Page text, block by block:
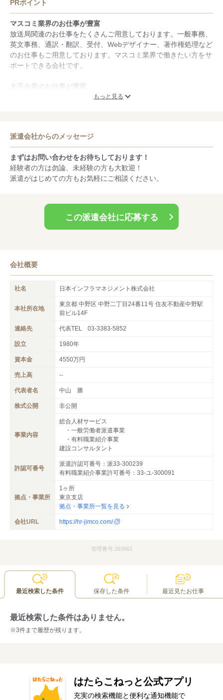
PRポイント
マスコミ業界のお仕事が豊富
放送局関連のお仕事をたくさんご用意しております。一般事務、
英文事務、通訳・翻訳、受付、Webデザイナー、著作権処理など
のお仕事もご用意しております。マスコミ業界で働きたい方をサ
ポートできる会社です。
大手企業のお仕事が豊富
スタッフの皆様には、安定してお仕事をしていただきたいと思っ
スタッフフォローに自信あり
「人を大切にする」が、当社のモットーです。スタッフの皆さん
には、と黒く面談と性格診断を行って、１番マッチしている職場
をご紹介できるようにしています。また、終業後も不安や困った
事があれば相談できるよう、こまめに連絡させて頂いています。
もっと見る
派遣会社からのメッセージ
まずはお問い合わせをお待ちしております！
経験者の方は勿論、未経験の方も大歓迎！
派遣がはじめての方もお気軽にご相談ください。
この派遣会社に応募する
会社概要
社名 日本インフラマネジメント株式会社
本社所在地
東京都 中野区 中野二丁目24番11号 住友不動産中野駅
前ビル14F
連絡先 代表TEL 03-3383-5852
設立 1980年
資本金 4550万円
売上高 --
代表者名 中山 勝
株式公開 非公開
事業内容
総合人材サービス
・一般労働者派遣事業
・有料職業紹介事業
建設コンサルタント
許認可番号
派遣許認可番号：派33-300239
有料職業紹介事業許可番号：33-ユ-300091
拠点・事業所
1ヶ所
東京支店
拠点・事業所一覧を見る
会社URL https://hr-jimco.com/
管理番号.263961
最近検索した条件 保存した条件 最近見たお仕事
最近検索した条件はありません。
※3件まで履歴が残ります。
はたらこねっと公式アプリ
充実の検索機能と便利な通知機能で